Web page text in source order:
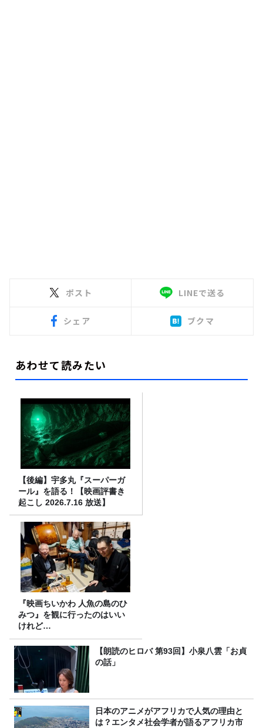
ポスト LINEで送る
シェア ブクマ
あわせて読みたい
【後編】宇多丸『スーパーガ
ール』を語る！【映画評書き
起こし 2026.7.16 放送】
『映画ちいかわ 人魚の島のひ
みつ』を観に行ったのはいい
けれど…
【朗読のヒロバ 第93回】小泉八雲「お貞
の話」
日本のアニメがアフリカで人気の理由と
は？エンタメ社会学者が語るアフリカ市